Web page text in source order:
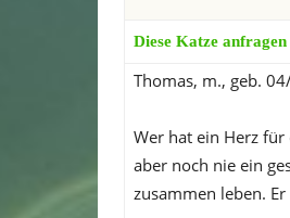
Diese Katze anfragen
Thomas, m., geb.
Wer hat ein Herz für
aber noch nie ein
zusammen leben.